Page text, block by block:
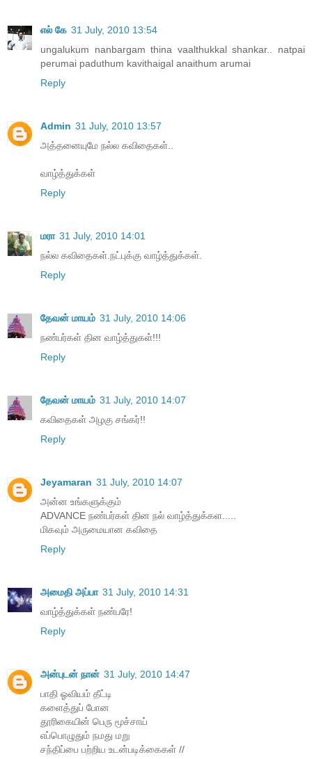
எல் கே 31 July, 2010 13:54
ungalukum nanbargam thina vaalthukkal shankar.. natpai
perumai paduthum kavithaigal anaithum arumai
Reply
Admin 31 July, 2010 13:57
அத்தனையுமே நல்ல கவிதைகள்..
வாழ்த்துக்கள்
Reply
மரா 31 July, 2010 14:01
நல்ல கவிதைகள்.நட்புக்கு வாழ்த்துக்கள்.
Reply
தேவன் மாயம் 31 July, 2010 14:06
நண்பர்கள் தின வாழ்த்துகள்!!!
Reply
தேவன் மாயம் 31 July, 2010 14:07
கவிதைகள் அழகு சங்கர்!!
Reply
Jeyamaran 31 July, 2010 14:07
அன்ன உங்களுக்கும்
ADVANCE நண்பர்கள் தின நல் வாழ்த்துக்கள.....
மிகவும் அருமையான கவிதை
Reply
அமைதி அப்பா 31 July, 2010 14:31
வாழ்த்துக்கள் நண்பரே!
Reply
அன்புடன் நான் 31 July, 2010 14:47
பாதி ஓவியம் தீட்டி
களைத்துப் போன
தூரிகையின் பெரு மூச்சாய்
எப்பொழுதும் நமது மறு
சந்திப்பை பற்றிய உடன்படிக்கைகள் //